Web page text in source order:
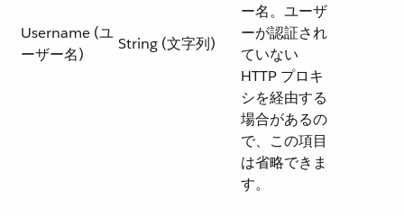
Username (ユ
ーザー名)
String (文字列)
ー名。ユーザ
ーが認証され
ていない
HTTP プロキ
シを経由する
場合があるの
で、この項目
は省略できま
す。